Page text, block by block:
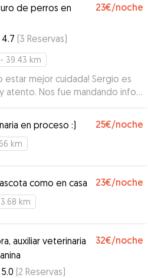
de perros en
23€/noche
4.7 (3 Reservas)
- 39.43 km
estar mejor cuidada! Sergio es
atento. Nos fue mandando info y
de la perrina. Trufa volvió a
que hubiera estado de
ella... Si volvemos a irnos en
volveremos a contar con él.
en proceso :) 25€/noche
km
como en casa 23€/noche
km
auxiliar veterinaria
32€/noche
5.0 (2 Reservas)